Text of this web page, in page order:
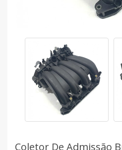
Coletor De Admissão